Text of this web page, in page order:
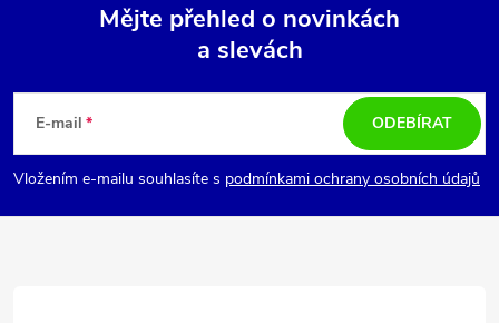
p
a
Mějte přehled o novinkách
a slevách
E-mail
Vložením e-mailu souhlasíte s podmínkami ochrany osobních údajů
ODEBÍRAT